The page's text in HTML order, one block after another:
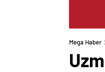
Mega Haber